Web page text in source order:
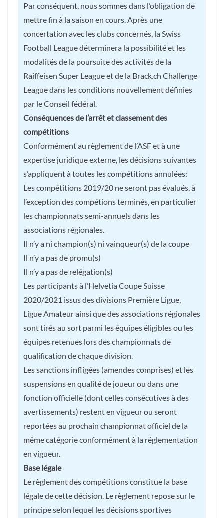
Par conséquent, nous sommes dans l’obligation de
mettre fin à la saison en cours. Après une
concertation avec les clubs concernés, la Swiss
Football League déterminera la possibilité et les
modalités de la poursuite des activités de la
Raiffeisen Super League et de la Brack.ch Challenge
League dans les conditions nouvellement définies
par le Conseil fédéral.
Conséquences de l’arrêt et classement des
compétitions
Conformément au règlement de l’ASF et à une
expertise juridique externe, les décisions suivantes
s’appliquent à toutes les compétitions annulées:
Les compétitions 2019/20 ne seront pas évalués, à
l’exception des compétions terminés, en particulier
les championnats semi-annuels dans les
associations régionales.
Il n’y a ni champion(s) ni vainqueur(s) de la coupe
Il n’y a pas de promu(s)
Il n’y a pas de relégation(s)
Les participants à l’Helvetia Coupe Suisse
2020/2021 issus des divisions Première Ligue,
Ligue Amateur ainsi que des associations régionales
sont tirés au sort parmi les équipes éligibles ou les
équipes retenues lors des championnats de
qualification de chaque division.
Les sanctions infligées (amendes comprises) et les
suspensions en qualité de joueur ou dans une
fonction officielle (dont celles consécutives à des
avertissements) restent en vigueur ou seront
reportées au prochain championnat officiel de la
même catégorie conformément à la réglementation
en vigueur.
Base légale
Le règlement des compétitions constitue la base
légale de cette décision. Le règlement repose sur le
principe selon lequel les décisions sportives